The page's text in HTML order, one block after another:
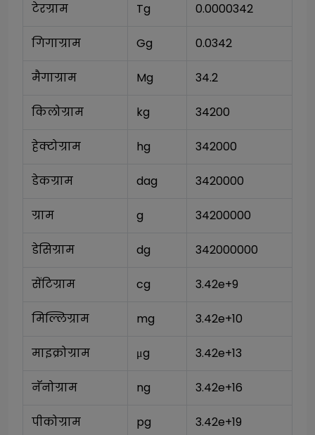
टेरग्राम Tg 0.0000342
गिगाग्राम Gg 0.0342
मैगाग्राम Mg 34.2
किलोग्राम kg 34200
हेक्टोग्राम hg 342000
डेकग्राम dag 3420000
ग्राम g 34200000
डेसिग्राम dg 342000000
सेंटिग्राम cg 3.42e+9
मिल्लिग्राम mg 3.42e+10
माइक्रोग्राम μg 3.42e+13
नॅनोग्राम ng 3.42e+16
पीकोग्राम pg 3.42e+19